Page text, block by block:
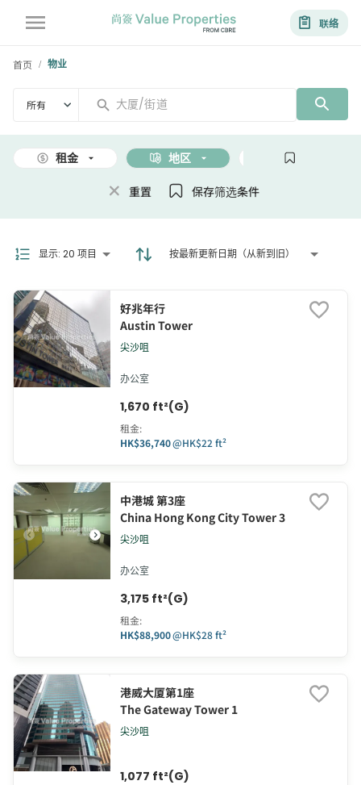
联络
首页 / 物业
所有
租金 地区 面积
重置 保存筛选条件
显示: 20 项目 按最新更新日期（从新到旧）
好兆年行
Austin Tower
尖沙咀
办公室
1,670 ft²(G)
租金:
HK$36,740@HK$22 ft²
中港城 第3座
China Hong Kong City Tower 3
尖沙咀
办公室
3,175 ft²(G)
租金:
HK$88,900@HK$28 ft²
港威大厦第1座
The Gateway Tower 1
尖沙咀
1,077 ft²(G)